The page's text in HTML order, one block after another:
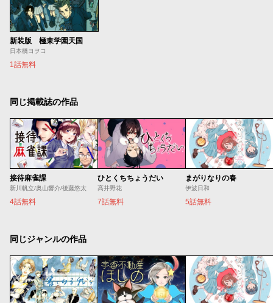
新装版 極東学園天国
日本橋ヨヲコ
1話無料
同じ掲載誌の作品
接待麻雀課
新川帆立/奥山響介/後藤悠太
4話無料
ひとくちちょうだい
髙井野花
7話無料
まがりなりの春
伊波日和
5話無料
同じジャンルの作品